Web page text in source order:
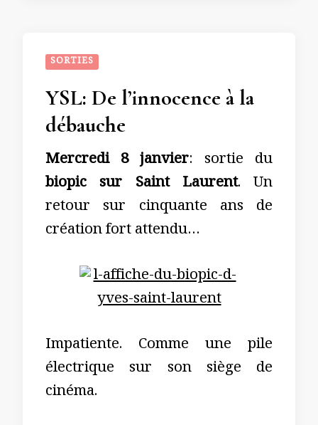
SORTIES
YSL: De l’innocence à la
débauche
Mercredi 8 janvier: sortie du
biopic sur Saint Laurent. Un
retour sur cinquante ans de
création fort attendu…
Impatiente. Comme une pile
électrique sur son siège de
cinéma.